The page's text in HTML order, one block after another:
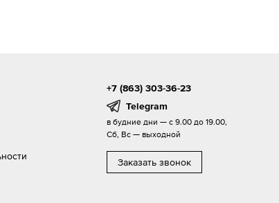
+7 (863) 303-36-23
Telegram
в будние дни — с 9.00 до 19.00,
Сб, Вс — выходной
Заказать звонок